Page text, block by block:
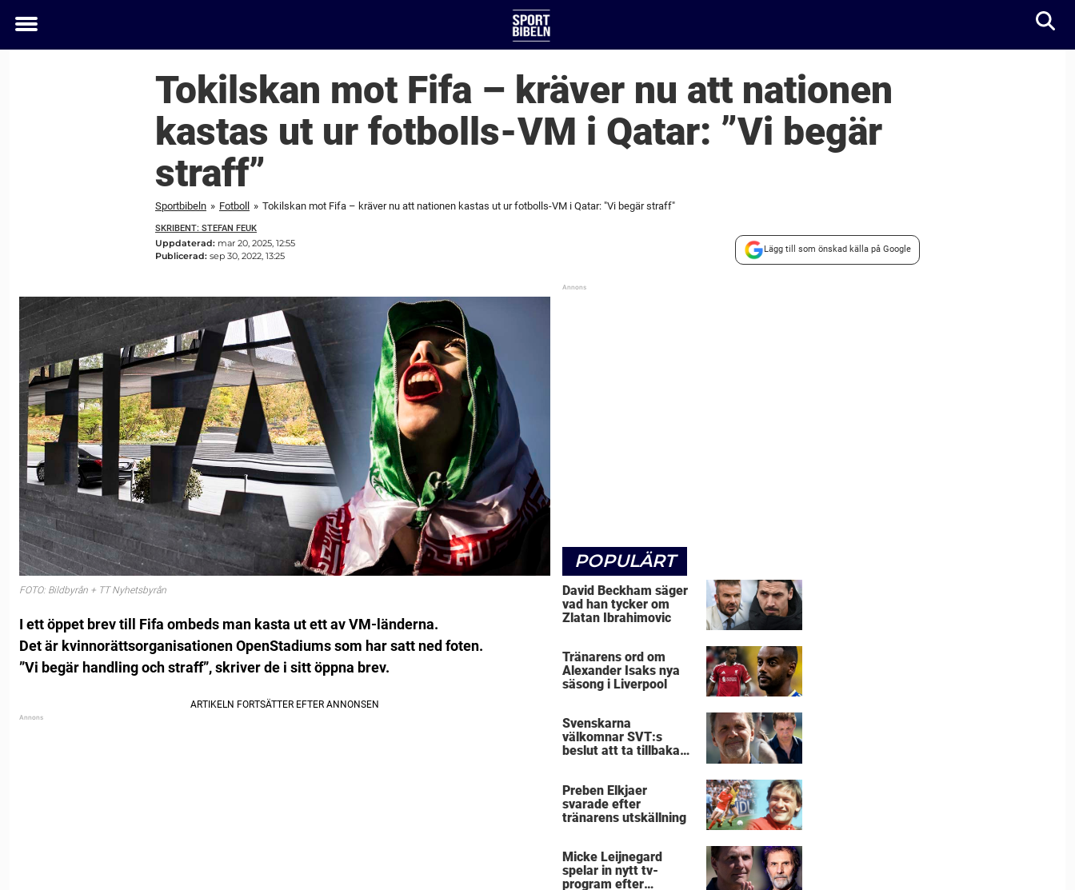
Toggle
Tokilskan mot Fifa – kräver nu att nationen
kastas ut ur fotbolls-VM i Qatar: ”Vi begär
straff”
Sportbibeln » Fotboll » Tokilskan mot Fifa – kräver nu att nationen kastas ut ur fotbolls-VM i Qatar: "Vi begär straff"
SKRIBENT: STEFAN FEUK
Uppdaterad: mar 20, 2025, 12:55
Publicerad: sep 30, 2022, 13:25
Lägg till som önskad källa på Google
FOTO: Bildbyrån + TT Nyhetsbyrån
I ett öppet brev till Fifa ombeds man kasta ut ett av VM-länderna.
Det är kvinnorättsorganisationen OpenStadiums som har satt ned foten.
”Vi begär handling och straff”, skriver de i sitt öppna brev.
POPULÄRT
David Beckham säger
vad han tycker om
Zlatan Ibrahimovic
Tränarens ord om
Alexander Isaks nya
säsong i Liverpool
Svenskarna
välkomnar SVT:s
beslut att ta tillbaka
Preben Elkjaer
svarade efter
tränarens utskällning
Micke Leijnegard
spelar in nytt tv-
program efter